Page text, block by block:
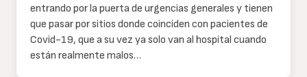
entrando por la puerta de urgencias generales y tienen
que pasar por sitios donde coinciden con pacientes de
Covid-19, que a su vez ya solo van al hospital cuando
están realmente malos…